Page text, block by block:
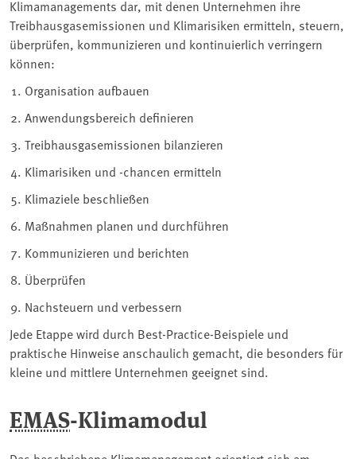
Klimamanagements dar, mit denen Unternehmen ihre
Treibhausgasemissionen und Klimarisiken ermitteln, steuern,
überprüfen, kommunizieren und kontinuierlich verringern
können:
Organisation aufbauen
Anwendungsbereich definieren
Treibhausgasemissionen bilanzieren
Klimarisiken und -chancen ermitteln
Klimaziele beschließen
Maßnahmen planen und durchführen
Kommunizieren und berichten
Überprüfen
Nachsteuern und verbessern
Jede Etappe wird durch Best-Practice-Beispiele und
praktische Hinweise anschaulich gemacht, die besonders für
kleine und mittlere Unternehmen geeignet sind.
EMAS-Klimamodul